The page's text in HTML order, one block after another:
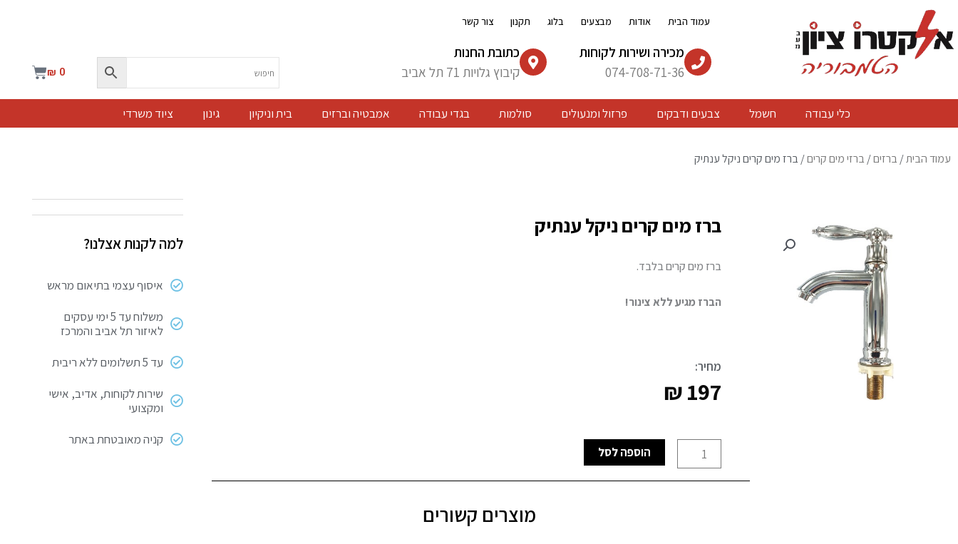
לתוכן
עמוד הבית אודות מבצעים בלוג תקנון צור קשר
מכירה ושירות לקוחות
074-708-71-36
כתובת החנות
קיבוץ גלויות 71 תל אביב
₪ 0
עגלת
כלי עבודה חשמל צבעים ודבקים פרזול ומנעולים סולמות בגדי עבודה אמבטיה וברזים בית וניקיון גינון ציוד משרדי
עמוד הבית/ ברזים/ ברזי מים קרים/ ברז מים קרים ניקל ענתיק
ברז מים קרים ניקל ענתיק
ברז מים קרים בלבד.
הברז מגיע ללא צינור!
מחיר:
₪197
כמות
של
הוספה לסל
למה לקנות אצלנו?
איסוף עצמי בתיאום מראש
משלוח עד 5 ימי עסקים
לאיזור תל אביב והמרכז
עד 5 תשלומים ללא ריבית
שירות לקוחות, אדיב, אישי
ומקצועי
קניה מאובטחת באתר
מוצרים קשורים